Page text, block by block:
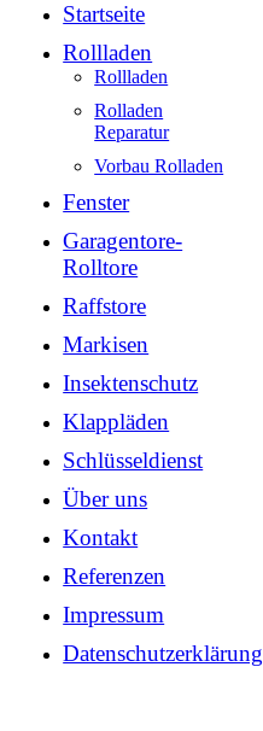
Startseite
Rollladen
Rollladen
Rolladen
Reparatur
Vorbau Rolladen
Fenster
Garagentore-
Rolltore
Raffstore
Markisen
Insektenschutz
Klappläden
Schlüsseldienst
Über uns
Kontakt
Referenzen
Impressum
Datenschutzerklärung